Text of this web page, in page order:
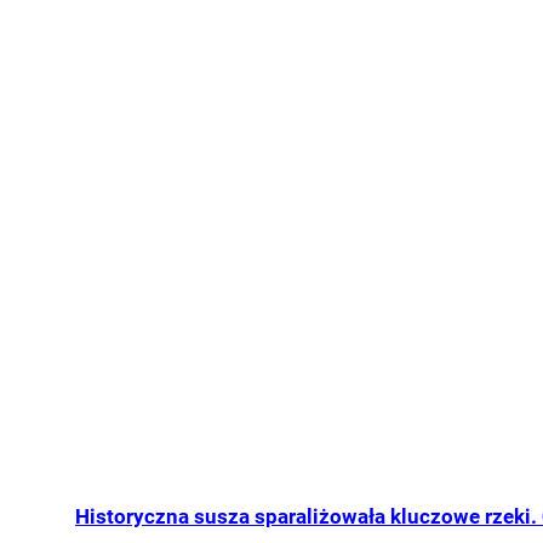
Historyczna susza sparaliżowała kluczowe